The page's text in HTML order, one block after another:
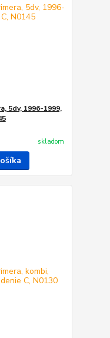
5dv, 1996-1999,
skladom